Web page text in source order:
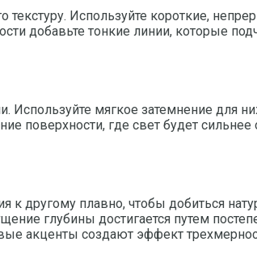
Используйте короткие,
добавьте тонкие линии, которые
Используйте мягкое затемнение для
где свет будет сильнее
к другому плавно, чтобы добиться
глубины достигается путем
акценты создают эффект